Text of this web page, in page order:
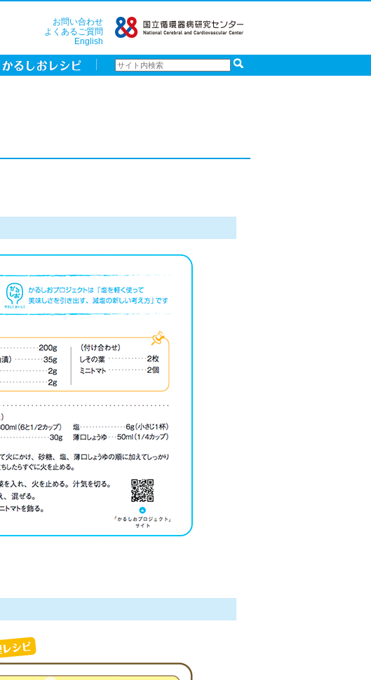
お問い合わせ
よくあるご質問
English